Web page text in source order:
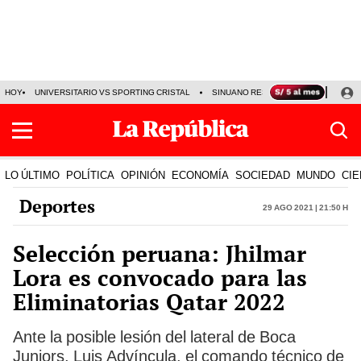
HOY UNIVERSITARIO VS SPORTING CRISTAL SINUANO RESULTADOS HOY
LO ÚLTIMO POLÍTICA OPINIÓN ECONOMÍA SOCIEDAD MUNDO
Deportes 29 Ago 2021 | 21:50 h
Selección peruana: Jhilmar
Lora es convocado para las
Eliminatorias Qatar 2022
Ante la posible lesión del lateral de Boca
Juniors, Luis Advíncula, el comando técnico de